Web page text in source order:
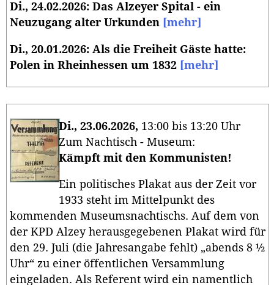
Di., 24.02.2026: Das Alzeyer Spital - ein
Neuzugang alter Urkunden [mehr]
Di., 20.01.2026: Als die Freiheit Gäste hatte:
Polen in Rheinhessen um 1832 [mehr]
Di., 23.06.2026, 13:00 bis 13:20 Uhr
Zum Nachtisch - Museum:
Kämpft mit den Kommunisten!
Ein politisches Plakat aus der Zeit vor
1933 steht im Mittelpunkt des
kommenden Museumsnachtischs. Auf dem von
der KPD Alzey herausgegebenen Plakat wird für
den 29. Juli (die Jahresangabe fehlt) „abends 8 ½
Uhr“ zu einer öffentlichen Versammlung
eingeladen. Als Referent wird ein namentlich